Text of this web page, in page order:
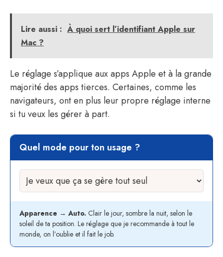
Lire aussi : À quoi sert l’identifiant Apple sur
Mac ?
Le réglage s’applique aux apps Apple et à la grande
majorité des apps tierces. Certaines, comme les
navigateurs, ont en plus leur propre réglage interne
si tu veux les gérer à part.
Quel mode pour ton usage ?
Apparence → Auto. Clair le jour, sombre la nuit, selon le
soleil de ta position. Le réglage que je recommande à tout le
monde, on l’oublie et il fait le job.